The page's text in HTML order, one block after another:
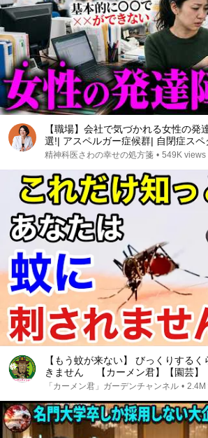
【職場】会社で気づかれる女性の発
選!| アスペルガー症候群| 自閉症スペ
欠如多動症 | ADHD・ASD・LD
精神科医さわの幸せの処方箋 • 549K views
【もう蚊が来ない】 びっくりする
きません 【カーメン君】【園芸】【ガーデニン
グ】【初心者】
「カーメン君」ガーデンチャンネル • 2.4M